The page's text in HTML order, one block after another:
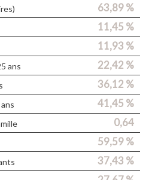
63,89 %
11,45 %
11,93 %
ans 22,42 %
36,12 %
41,45 %
0,64
59,59 %
37,43 %